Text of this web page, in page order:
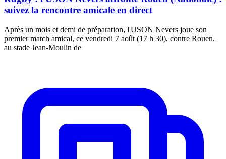
suivez la rencontre amicale en direct
Après un mois et demi de préparation, l'USON Nevers joue son
premier match amical, ce vendredi 7 août (17 h 30), contre Rouen,
au stade Jean-Moulin de